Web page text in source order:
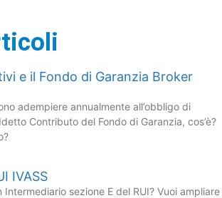
e il Fondo di Garanzia Broker
adempiere annualmente all’obbligo di
Contributo del Fondo di Garanzia, cos’è?
IVASS
sezione E del RUI? Vuoi ampliare